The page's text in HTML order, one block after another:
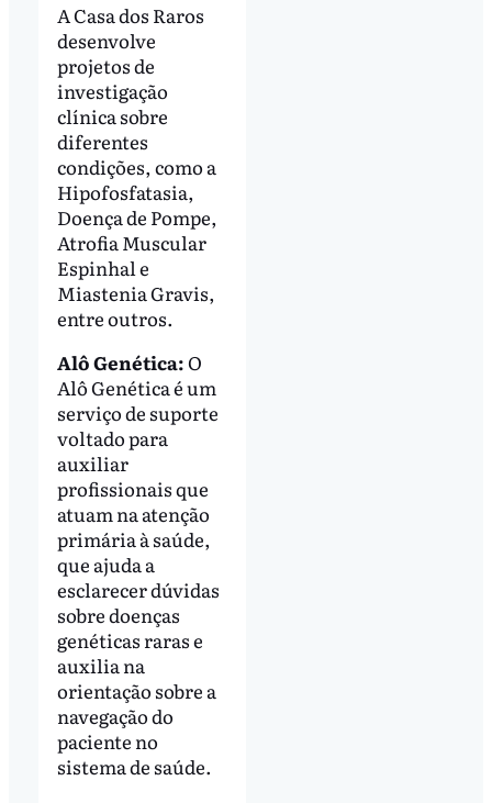
A Casa dos Raros
desenvolve
projetos de
investigação
clínica sobre
diferentes
condições, como a
Hipofosfatasia,
Doença de Pompe,
Atrofia Muscular
Espinhal e
Miastenia Gravis,
entre outros.
Alô Genética:O
Alô Genética é um
serviço de suporte
voltado para
auxiliar
profissionais que
atuam na atenção
primária à saúde,
que ajuda a
esclarecer dúvidas
sobre doenças
genéticas raras e
auxilia na
orientação sobre a
navegação do
paciente no
sistema de saúde.